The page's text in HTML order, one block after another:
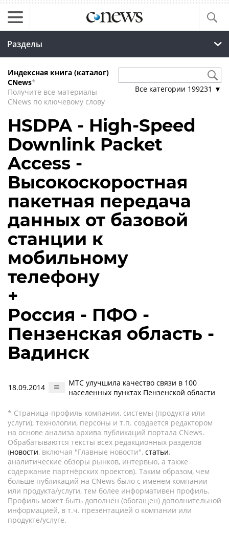
Разделы
Индексная книга (каталог)
CNews*
Получите все материалы
CNews по ключевому слову
Все категории 199231 ▼
HSDPA - High-Speed
Downlink Packet
Access -
Высокоскоростная
пакетная передача
данных от базовой
станции к
мобильному
телефону
+
Россия - ПФО -
Пензенская область -
Вадинск
18.09.2014
МТС улучшила качество связи в 100
населенных пунктах Пензенской области
* Страница-профиль компании, системы (продукта или
услуги), технологии, персоны и т.п. создается редактором
на основе анализа архива публикаций портала CNews.
Обрабатываются тексты всех редакционных разделов
(новости, включая "Главные новости", статьи,
аналитические обзоры рынков, интервью, а также
содержание партнёрских проектов). Таким образом, чем
больше публикаций на CNews было с именем компании
или продукта/услуги, тем более информативен профиль.
Профиль может быть дополнен (обогащен) дополнительной
информацией, в т.ч. презентацией о компании или
продукте/услуге.